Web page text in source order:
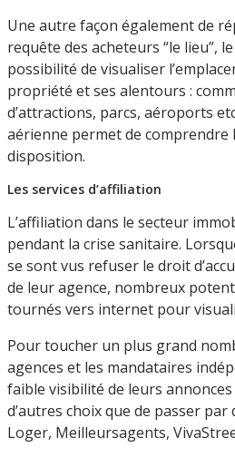
Une autre façon également de
requête des acheteurs “le lieu”,
possibilité de visualiser
propriété et ses alentours :
d’attractions, parcs, aéroports
aérienne permet de comprendre
disposition.
Les services d’affiliation
L’affiliation dans le secteur
pendant la crise sanitaire.
se sont vus refuser le droit
de leur agence, nombreux
tournés vers internet pour
Pour toucher un plus grand
agences et les mandataires
faible visibilité de leurs
d’autres choix que de passer par
Loger, Meilleursagents,